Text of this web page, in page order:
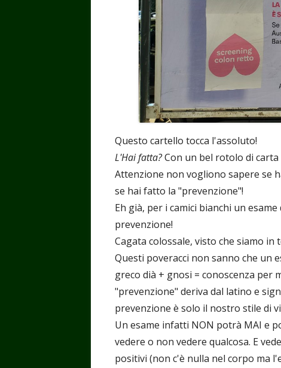
Questo cartello tocca l'assoluto!
L'Hai fatta?Con un bel rotolo di carta
Attenzione non vogliono sapere se
se hai fatto la "prevenzione"!
Eh già, per i camici bianchi un
prevenzione!
Cagata colossale, visto che siamo in
Questi poveracci non sanno che un
greco dià + gnosi = conoscenza per
"prevenzione" deriva dal latino e
prevenzione è solo il nostro stile di
Un esame infatti NON potrà MAI e
vedere o non vedere qualcosa. E
positivi (non c'è nulla nel corpo ma